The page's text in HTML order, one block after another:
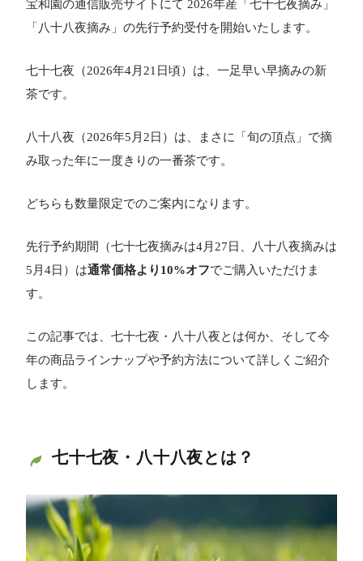
宝和園の通信販売サイトにて 2026年産「七十七夜摘み」
「八十八夜摘み」の先行予約受付を開始いたします。
七十七夜（2026年4月21日頃）は、一足早い早摘みの新
茶です。
八十八夜（2026年5月2日）は、まさに「旬の頂点」で摘
み取った年に一度きりの一番茶です。
どちらも数量限定でのご案内になります。
先行予約期間（七十七夜摘みは4月27日、八十八夜摘みは
5月4日）は通常価格より10%オフでご購入いただけま
す。
この記事では、七十七夜・八十八夜とは何か、そして今
年の商品ラインナップや予約方法について詳しくご紹介
します。
七十七夜・八十八夜とは？